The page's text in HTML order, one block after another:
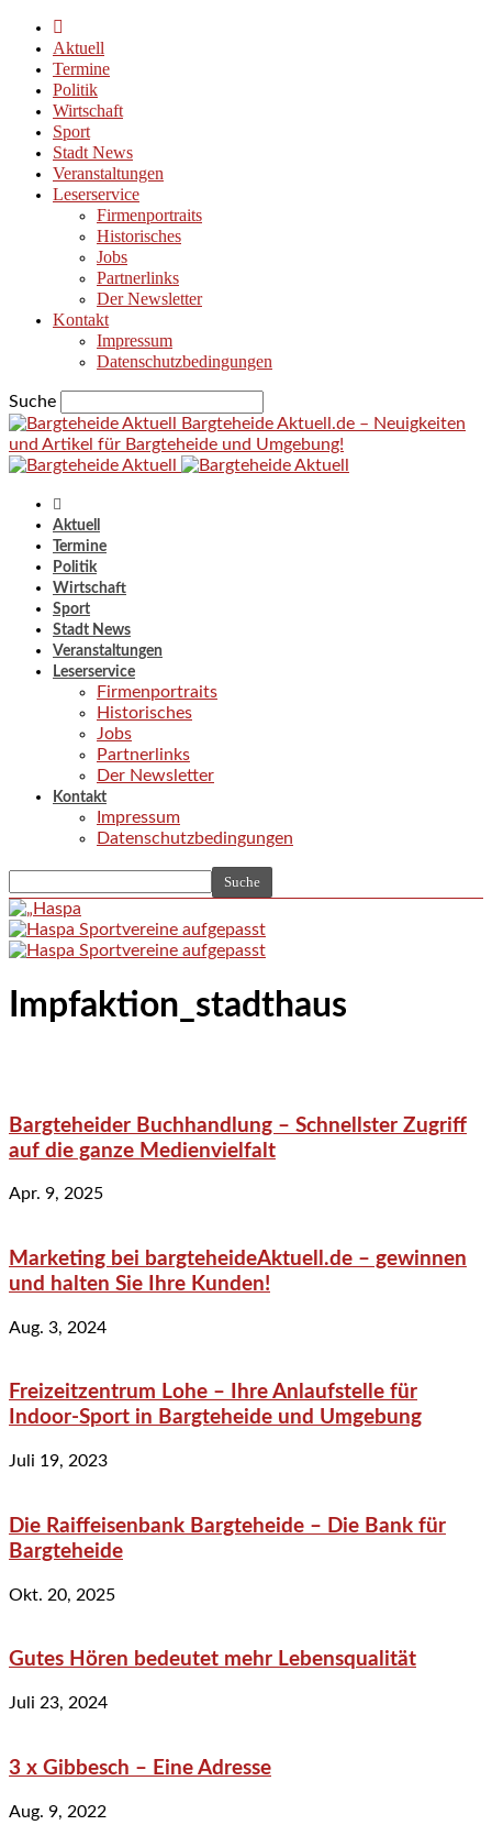
Aktuell
Termine
Politik
Wirtschaft
Sport
Stadt News
Veranstaltungen
Leserservice
Firmenportraits
Historisches
Jobs
Partnerlinks
Der Newsletter
Kontakt
Impressum
Datenschutzbedingungen
Suche
Bargteheide Aktuell.de – Neuigkeiten
und Artikel für Bargteheide und Umgebung!
Aktuell
Termine
Politik
Wirtschaft
Sport
Stadt News
Veranstaltungen
Leserservice
Firmenportraits
Historisches
Jobs
Partnerlinks
Der Newsletter
Kontakt
Impressum
Datenschutzbedingungen
Impfaktion_stadthaus
Bargteheider Buchhandlung – Schnellster Zugriff
auf die ganze Medienvielfalt
Apr. 9, 2025
Marketing bei bargteheideAktuell.de – gewinnen
und halten Sie Ihre Kunden!
Aug. 3, 2024
Freizeitzentrum Lohe – Ihre Anlaufstelle für
Indoor-Sport in Bargteheide und Umgebung
Juli 19, 2023
Die Raiffeisenbank Bargteheide – Die Bank für
Bargteheide
Okt. 20, 2025
Gutes Hören bedeutet mehr Lebensqualität
Juli 23, 2024
3 x Gibbesch – Eine Adresse
Aug. 9, 2022